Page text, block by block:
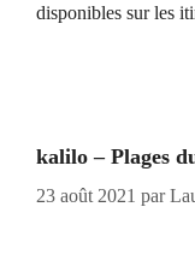
disponibles sur les
kalilo – Plages
23 août 2021 par